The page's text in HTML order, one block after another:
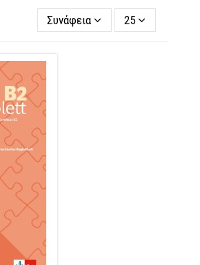
Συνάφεια 25